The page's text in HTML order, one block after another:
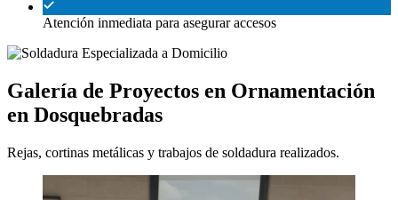
Atención inmediata para asegurar accesos
Galería de Proyectos en Ornamentación
en Dosquebradas
Rejas, cortinas metálicas y trabajos de soldadura realizados.